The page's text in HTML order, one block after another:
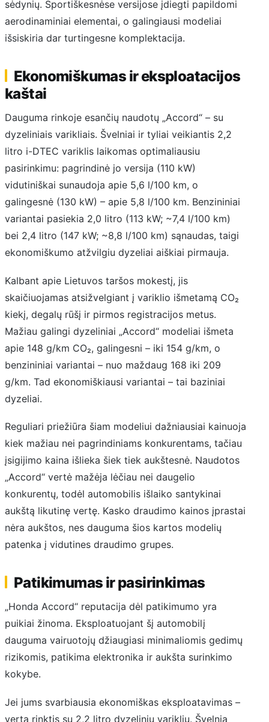
sėdynių. Sportiškesnėse versijose įdiegti papildomi
aerodinaminiai elementai, o galingiausi modeliai
išsiskiria dar turtingesne komplektacija.
Ekonomiškumas ir eksploatacijos
kaštai
Dauguma rinkoje esančių naudotų „Accord“ – su
dyzeliniais varikliais. Švelniai ir tyliai veikiantis 2,2
litro i-DTEC variklis laikomas optimaliausiu
pasirinkimu: pagrindinė jo versija (110 kW)
vidutiniškai sunaudoja apie 5,6 l/100 km, o
galingesnė (130 kW) – apie 5,8 l/100 km. Benzininiai
variantai pasiekia 2,0 litro (113 kW; ~7,4 l/100 km)
bei 2,4 litro (147 kW; ~8,8 l/100 km) sąnaudas, taigi
ekonomiškumo atžvilgiu dyzeliai aiškiai pirmauja.
Kalbant apie Lietuvos taršos mokestį, jis
skaičiuojamas atsižvelgiant į variklio išmetamą CO₂
kiekį, degalų rūšį ir pirmos registracijos metus.
Mažiau galingi dyzeliniai „Accord“ modeliai išmeta
apie 148 g/km CO₂, galingesni – iki 154 g/km, o
benzininiai variantai – nuo maždaug 168 iki 209
g/km. Tad ekonomiškiausi variantai – tai baziniai
dyzeliai.
Reguliari priežiūra šiam modeliui dažniausiai kainuoja
kiek mažiau nei pagrindiniams konkurentams, tačiau
įsigijimo kaina išlieka šiek tiek aukštesnė. Naudotos
„Accord“ vertė mažėja lėčiau nei daugelio
konkurentų, todėl automobilis išlaiko santykinai
aukštą likutinę vertę. Kasko draudimo kainos įprastai
nėra aukštos, nes dauguma šios kartos modelių
patenka į vidutines draudimo grupes.
Patikimumas ir pasirinkimas
„Honda Accord“ reputacija dėl patikimumo yra
puikiai žinoma. Eksploatuojant šį automobilį
dauguma vairuotojų džiaugiasi minimaliomis gedimų
rizikomis, patikima elektronika ir aukšta surinkimo
kokybe.
Jei jums svarbiausia ekonomiškas eksploatavimas –
verta rinktis su 2,2 litro dyzeliniu varikliu. Švelnią